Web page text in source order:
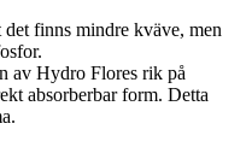
finns mindre kväve, men
av Hydro Flores rik på
absorberbar form. Detta